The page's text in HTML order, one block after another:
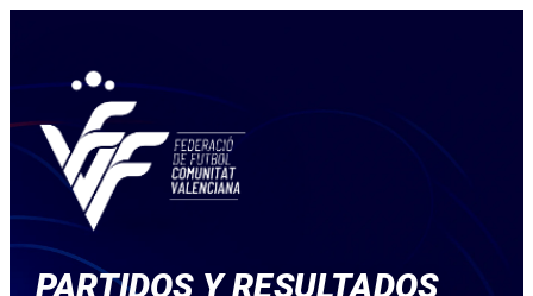
PARTIDOS Y RESULTADOS